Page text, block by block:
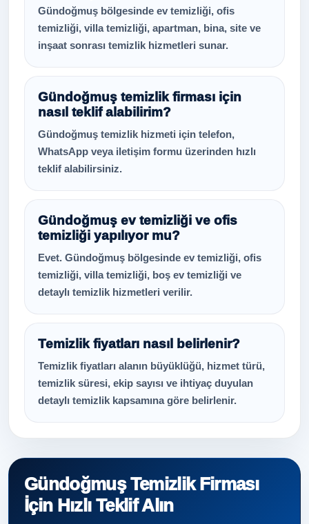
Gündoğmuş bölgesinde ev temizliği, ofis
temizliği, villa temizliği, apartman, bina, site ve
inşaat sonrası temizlik hizmetleri sunar.
Gündoğmuş temizlik firması için
nasıl teklif alabilirim?
Gündoğmuş temizlik hizmeti için telefon,
WhatsApp veya iletişim formu üzerinden hızlı
teklif alabilirsiniz.
Gündoğmuş ev temizliği ve ofis
temizliği yapılıyor mu?
Evet. Gündoğmuş bölgesinde ev temizliği, ofis
temizliği, villa temizliği, boş ev temizliği ve
detaylı temizlik hizmetleri verilir.
Temizlik fiyatları nasıl belirlenir?
Temizlik fiyatları alanın büyüklüğü, hizmet türü,
temizlik süresi, ekip sayısı ve ihtiyaç duyulan
detaylı temizlik kapsamına göre belirlenir.
Gündoğmuş Temizlik Firması
İçin Hızlı Teklif Alın